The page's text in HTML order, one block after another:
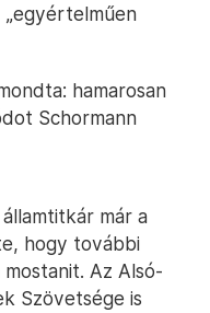
hamarosan
Schormann
már a
hogy további
Az Alsó-
Szövetsége is